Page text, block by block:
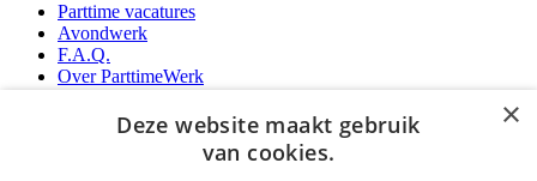
Parttime vacatures
Avondwerk
F.A.Q.
Over ParttimeWerk
YoungCapital Android App
×
Deze website maakt gebruik
van cookies.